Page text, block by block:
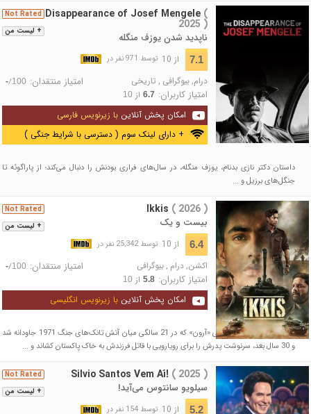
+ لیست من
Not RatedThe Disappearance of Josef Mengele (
2025 )
ناپدید شدن یوزف منگله
7.1 از 10 توسط 971 نفر در
درام, بیوگرافی , تاریخی امتیاز منتقدان: -/100
امتیاز کاربران: 6.7از 10
امکان پخش آنلاین با زیرنویس فارسی
+ دارای لینک سوم ( دسترسی با شرایط جنگی )
داستان دکتر نازی بدنام، یوزف منگله، در سال‌های فراری بودنش را دنبال می‌کند؛ از پاراگوئه تا
جنگل‌های برزیل و ...
+ لیست من
Not Rated Ikkis ( 2026 )
بیست و یک
6.4 از 10 توسط 25,342 نفر در
اکشن,درام ,بیوگرافی امتیاز منتقدان: -/100
امتیاز کاربران: 5.8از 10
امکان پخش آنلاین با زیرنویس انگلیسی
روایتی نفس‌گیر از ایستادگی «آرون» که در 21 سالگی میان آتش تانک‌های جنگ 1971 جاودانه شد
و 30 سال بعد، سرنوشت پدرش را برای رویارویی با قاتل فرزندش به خاک پاکستان کشاند و ...
+ لیست من
Not Rated Silvio Santos Vem Aí! ( 2025 )
سیلویو سانتوس می‌آید!
5.2 از 10 توسط 154 نفر در